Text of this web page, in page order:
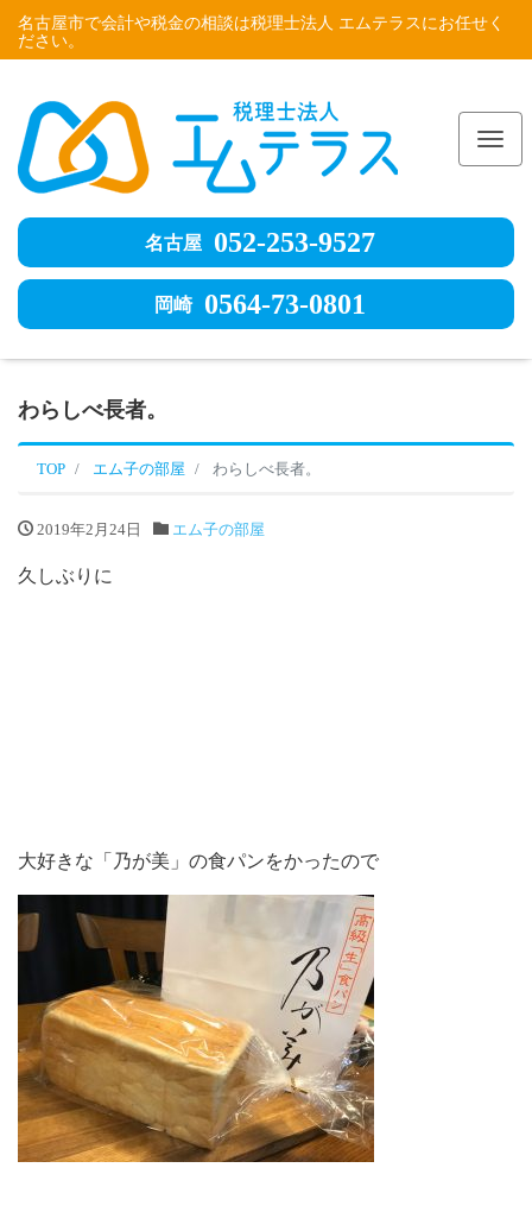
名古屋市で会計や税金の相談は税理士法人 エムテラスにお任せく
ださい。
名古屋 052-253-9527
岡崎 0564-73-0801
わらしべ長者。
TOP エム子の部屋 わらしべ長者。
2019年2月24日 エム子の部屋
久しぶりに
大好きな「乃が美」の食パンをかったので